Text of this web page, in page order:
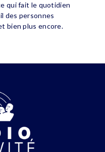
qui fait le quotidien
des personnes
bien plus encore.